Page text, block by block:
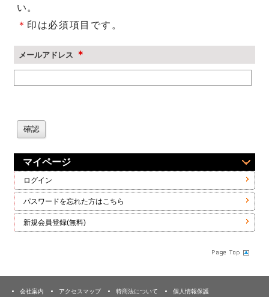
い。
＊ 印は必須項目です。
メールアドレス ＊
マイページ
ログイン
パスワードを忘れた方はこちら
新規会員登録(無料)
会社案内 アクセスマップ 特商法について 個人情報保護